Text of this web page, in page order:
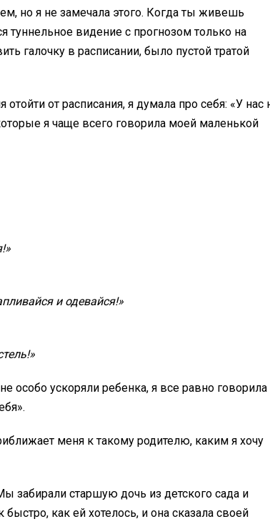
но я не замечала этого. Когда ты живешь
видение с прогнозом только на
галочку в расписании, было пустой тратой
от расписания, я думала про себя: «У нас
я чаще всего говорила моей маленькой
и одевайся!»
особо ускоряли ребенка, я все равно говорила
меня к такому родителю, каким я хочу
забирали старшую дочь из детского сада и
как ей хотелось, и она сказала своей